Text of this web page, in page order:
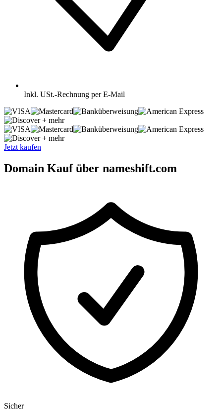
Inkl. USt.-Rechnung per E-Mail
+ mehr
+ mehr
Jetzt kaufen
Domain Kauf über nameshift.com
Sicher